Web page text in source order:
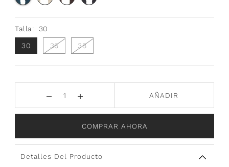
Talla: 30
30 36 38
AÑADIR
COMPRAR AHORA
Detalles Del Producto